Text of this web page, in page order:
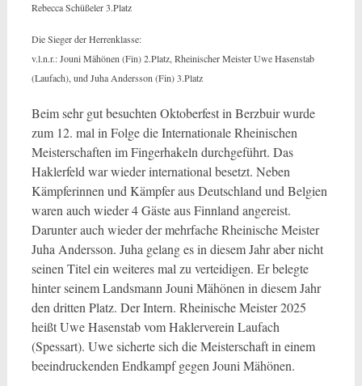
Rebecca Schüßeler 3.Platz
Die Sieger der Herrenklasse:
v.l.n.r.: Jouni Mähönen (Fin) 2.Platz, Rheinischer Meister Uwe Hasenstab
(Laufach), und Juha Andersson (Fin) 3.Platz
Beim sehr gut besuchten Oktoberfest in Berzbuir wurde
zum 12. mal in Folge die Internationale Rheinischen
Meisterschaften im Fingerhakeln durchgeführt. Das
Haklerfeld war wieder international besetzt. Neben
Kämpferinnen und Kämpfer aus Deutschland und Belgien
waren auch wieder 4 Gäste aus Finnland angereist.
Darunter auch wieder der mehrfache Rheinische Meister
Juha Andersson. Juha gelang es in diesem Jahr aber nicht
seinen Titel ein weiteres mal zu verteidigen. Er belegte
hinter seinem Landsmann Jouni Mähönen in diesem Jahr
den dritten Platz. Der Intern. Rheinische Meister 2025
heißt Uwe Hasenstab vom Haklerverein Laufach
(Spessart). Uwe sicherte sich die Meisterschaft in einem
beeindruckenden Endkampf gegen Jouni Mähönen.